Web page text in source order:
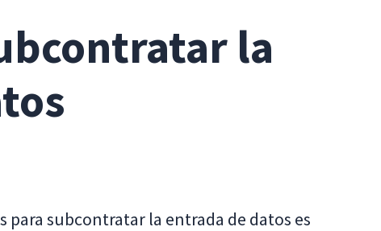
la
para subcontratar la entrada de datos es